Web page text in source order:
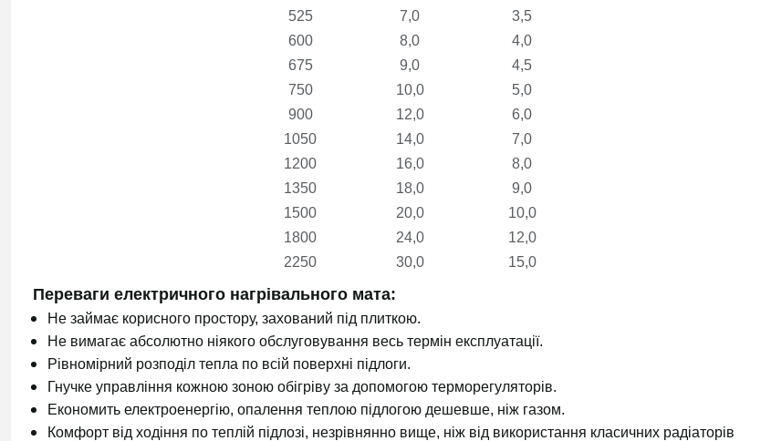
525
7,0
3,5
600
8,0
4,0
675
9,0
4,5
750
10,0
5,0
900
12,0
6,0
1050
14,0
7,0
1200
16,0
8,0
1350
18,0
9,0
1500
20,0
10,0
1800
24,0
12,0
2250
30,0 15,0
Переваги електричного нагрівального мата:
Не займає корисного простору, захований під плиткою.
Не вимагає абсолютно ніякого обслуговування весь термін експлуатації.
Рівномірний розподіл тепла по всій поверхні підлоги.
Гнучке управління кожною зоною обігріву за допомогою терморегуляторів.
Економить електроенергію, опалення теплою підлогою дешевше, ніж газом.
Комфорт від ходіння по теплій підлозі, незрівнянно вище, ніж від використання класичних радіаторів